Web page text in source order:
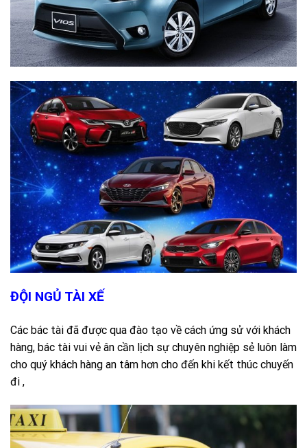
ĐỘI NGỦ TÀI XẾ
Các bác tài đã được qua đào tạo về cách ứng sử với khách
hàng, bác tài vui vẻ ân cần lịch sự chuyên nghiệp sẻ luôn làm
cho quý khách hàng an tâm hơn cho đến khi kết thúc chuyến
đi ,